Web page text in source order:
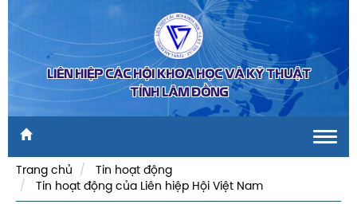
LIÊN HIỆP CÁC HỘI KHOA HỌC VÀ KỸ THUẬT
TỈNH LÂM ĐỒNG
Trang chủ
Tin hoạt động
Tin hoạt động của Liên hiệp Hội Việt Nam